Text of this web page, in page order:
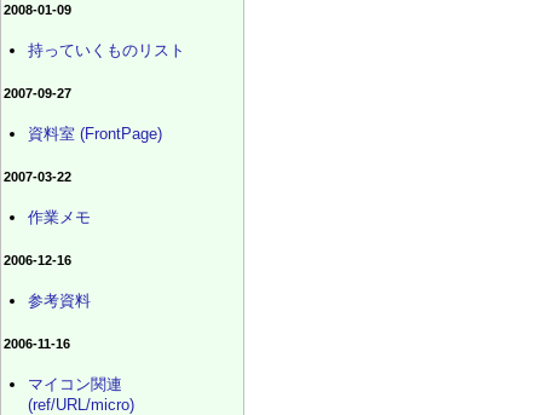
2008-01-09
持っていくものリスト
2007-09-27
資料室 (FrontPage)
2007-03-22
作業メモ
2006-12-16
参考資料
2006-11-16
マイコン関連
(ref/URL/micro)